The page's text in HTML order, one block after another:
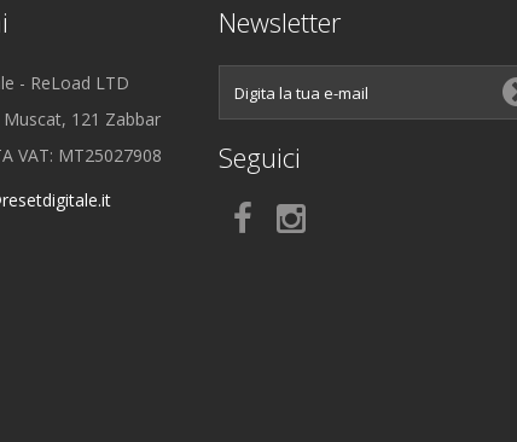
- ReLoad LTD
Muscat, 121 Zabbar
VAT: MT25027908
Newsletter
Seguici